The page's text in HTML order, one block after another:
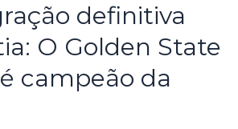
definitiva
O Golden State
campeão da